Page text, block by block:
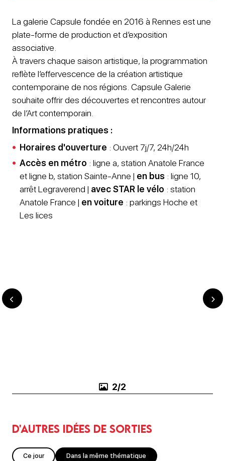
La galerie Capsule fondée en 2016 à Rennes est une
plate-forme de production et d’exposition
associative.
À travers chaque saison artistique, la programmation
reflète l’effervescence de la création artistique
contemporaine de nos régions. Capsule Galerie
souhaite offrir des découvertes et rencontres autour
de l’Art contemporain.
Informations pratiques :
Horaires d'ouverture : Ouvert 7j/7, 24h/24h
Accès en métro : ligne a, station Anatole France
et ligne b, station Sainte-Anne | en bus : ligne 10,
arrêt Legraverend | avec STAR le vélo : station
Anatole France | en voiture : parkings Hoche et
Les lices
1/2
D'autres idées de sorties
Ce jour Dans la même thématique